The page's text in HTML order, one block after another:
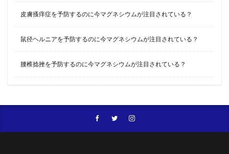
皮膚搔痒症を予防するのに今マグネシウムが注目されている？
鼠径ヘルニアを予防するのに今マグネシウムが注目されている？
腰椎捻挫を予防するのに今マグネシウムが注目されている？